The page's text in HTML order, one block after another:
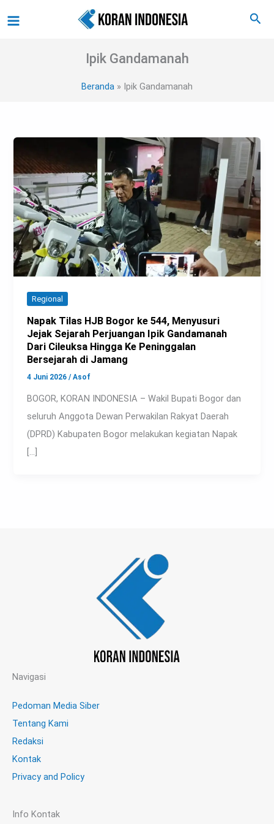
ke
Cari
Ipik Gandamanah
Beranda Ipik Gandamanah
Regional
Napak Tilas HJB Bogor ke 544, Menyusuri
Jejak Sejarah Perjuangan Ipik Gandamanah
Dari Cileuksa Hingga Ke Peninggalan
Bersejarah di Jamang
4 Juni 2026/Asof
BOGOR, KORAN INDONESIA – Wakil Bupati Bogor dan
seluruh Anggota Dewan Perwakilan Rakyat Daerah
(DPRD) Kabupaten Bogor melakukan kegiatan Napak
[…]
Navigasi
Pedoman Media Siber
Tentang Kami
Redaksi
Kontak
Privacy and Policy
Info Kontak